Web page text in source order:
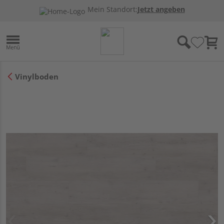
Mein Standort:Jetzt angeben
Vinylboden